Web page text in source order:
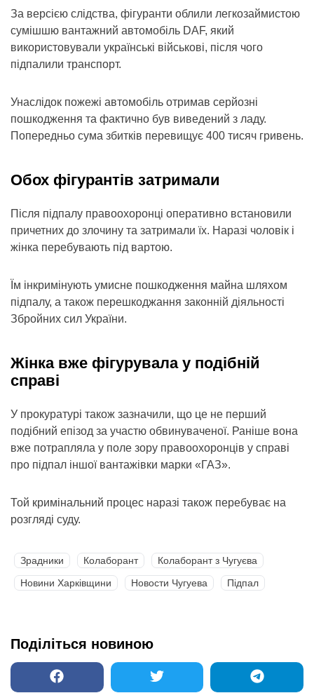
За версією слідства, фігуранти облили легкозаймистою
сумішшю вантажний автомобіль DAF, який
використовували українські військові, після чого
підпалили транспорт.
Унаслідок пожежі автомобіль отримав серйозні
пошкодження та фактично був виведений з ладу.
Попередньо сума збитків перевищує 400 тисяч гривень.
Обох фігурантів затримали
Після підпалу правоохоронці оперативно встановили
причетних до злочину та затримали їх. Наразі чоловік і
жінка перебувають під вартою.
Їм інкримінують умисне пошкодження майна шляхом
підпалу, а також перешкоджання законній діяльності
Збройних сил України.
Жінка вже фігурувала у подібній
справі
У прокуратурі також зазначили, що це не перший
подібний епізод за участю обвинуваченої. Раніше вона
вже потрапляла у поле зору правоохоронців у справі
про підпал іншої вантажівки марки «ГАЗ».
Той кримінальний процес наразі також перебуває на
розгляді суду.
Зрадники Колаборант
Колаборант з Чугуєва
Новини Харківщини
Новости Чугуева Підпал
Поділіться новиною